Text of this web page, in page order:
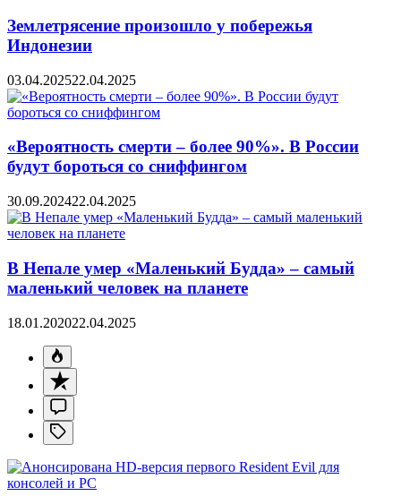
Землетрясение произошло у побережья
Индонезии
03.04.202522.04.2025
«Вероятность смерти – более 90%». В России
будут бороться со сниффингом
30.09.202422.04.2025
В Непале умер «Маленький Будда» – самый
маленький человек на планете
18.01.202022.04.2025